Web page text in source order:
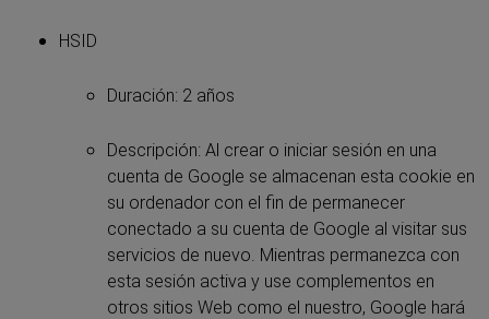
HSID
Duración: 2 años
Descripción: Al crear o iniciar sesión en una
cuenta de Google se almacenan esta cookie en
su ordenador con el fin de permanecer
conectado a su cuenta de Google al visitar sus
servicios de nuevo. Mientras permanezca con
esta sesión activa y use complementos en
otros sitios Web como el nuestro, Google hará